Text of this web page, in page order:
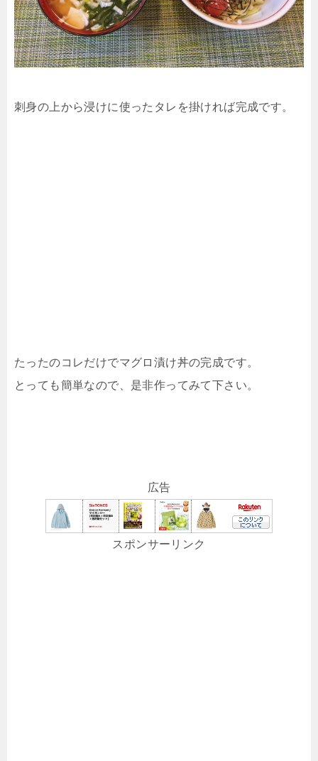
刺身の上から浸けに使ったタレを掛ければ完成です。
たったのコレだけでマグロ漬け丼の完成です。
とっても簡単なので、是非作ってみて下さい。
広告
スポンサーリンク